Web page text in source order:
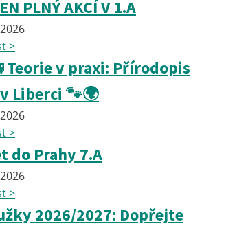
PLNÝ AKCÍ V 1.A
>
Teorie v praxi: Přírodopis
Liberci 🐾🌍
>
do Prahy 7.A
>
2026/2027: Dopřejte